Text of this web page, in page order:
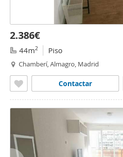
2.386€
44m2 Piso
Chamberí, Almagro, Madrid
Contactar